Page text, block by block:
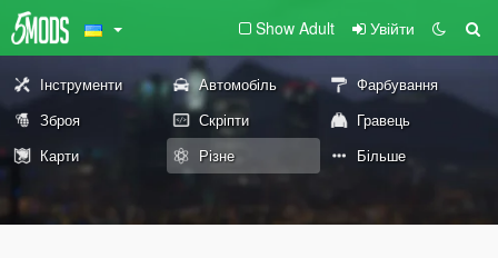
Show Adult Увійти
Інструменти Автомобіль
Фарбування
Зброя
Скріпти
Гравець
Карти
Різне Більше